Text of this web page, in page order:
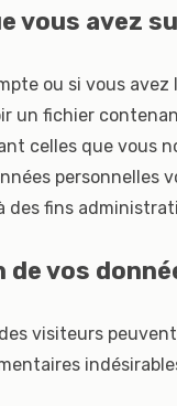
vous avez
ou si vous
un fichier
celles que vous
personnelles
des fins
de vos
visiteurs